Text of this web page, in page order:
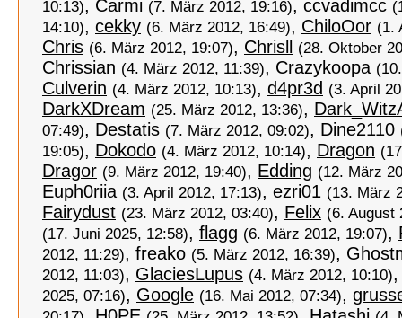
10:13), Carmi (7. März 2012, 19:16), ccvadimcc
14:10), cekky (6. März 2012, 16:49), ChiloOor (1.
Chris (6. März 2012, 19:07), Chrisll (28. Oktober
Chrissian (4. März 2012, 11:39), Crazykoopa
Culverin (4. März 2012, 10:13), d4pr3d (3. April
DarkXDream (25. März 2012, 13:36),
07:49), Destatis (7. März 2012, 09:02), Dine2110
19:05), Dokodo (4. März 2012, 10:14), Dragon
Dragor (9. März 2012, 19:40), Edding (12. März
Euph0riia (3. April 2012, 17:13), ezri01 (13. März
Fairydust (23. März 2012, 03:40), Felix (6. August
(17. Juni 2025, 12:58), flagg (6. März 2012, 19:07),
2012, 11:29), freako (5. März 2012, 16:39),
2012, 11:03), GlaciesLupus (4. März 2012, 10:10)
2025, 07:16), Google (16. Mai 2012, 07:34),